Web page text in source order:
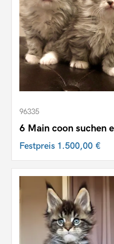
96335
6 Main coon suchen
Festpreis 1.500,00 €